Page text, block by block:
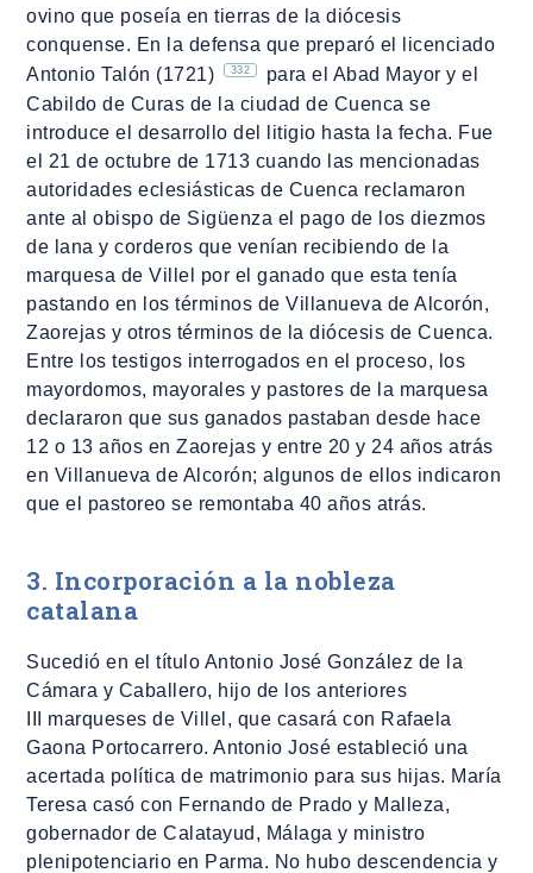
ovino que poseía en tierras de la diócesis
conquense. En la defensa que preparó el licenciado
Antonio Talón (1721)
332
para el Abad Mayor y el
Cabildo de Curas de la ciudad de Cuenca se
introduce el desarrollo del litigio hasta la fecha. Fue
el 21 de octubre de 1713 cuando las mencionadas
autoridades eclesiásticas de Cuenca reclamaron
ante al obispo de Sigüenza el pago de los diezmos
de lana y corderos que venían recibiendo de la
marquesa de Villel por el ganado que esta tenía
pastando en los términos de Villanueva de Alcorón,
Zaorejas y otros términos de la diócesis de Cuenca.
Entre los testigos interrogados en el proceso, los
mayordomos, mayorales y pastores de la marquesa
declararon que sus ganados pastaban desde hace
12 o 13 años en Zaorejas y entre 20 y 24 años atrás
en Villanueva de Alcorón; algunos de ellos indicaron
que el pastoreo se remontaba 40 años atrás.
3. Incorporación a la nobleza
catalana
Sucedió en el título Antonio José González de la
Cámara y Caballero, hijo de los anteriores
III marqueses de Villel, que casará con Rafaela
Gaona Portocarrero. Antonio José estableció una
acertada política de matrimonio para sus hijas. María
Teresa casó con Fernando de Prado y Malleza,
gobernador de Calatayud, Málaga y ministro
plenipotenciario en Parma. No hubo descendencia y